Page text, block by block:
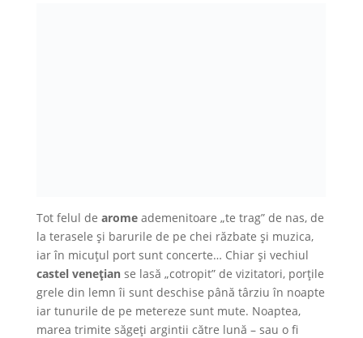
Tot felul de aromeademenitoare „te trag” de nas, de
la terasele și barurile de pe chei răzbate și muzica,
iar în micuțul port sunt concerte… Chiar și vechiul
castel venețianse lasă „cotropit” de vizitatori, porțile
grele din lemn îi sunt deschise până târziu în noapte
iar tunurile de pe metereze sunt mute. Noaptea,
marea trimite săgeți argintii către lună – sau o fi